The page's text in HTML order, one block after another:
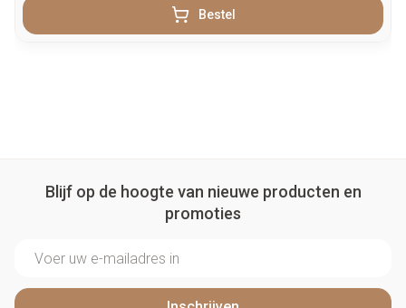
Bestel
Blijf op de hoogte van nieuwe producten en
promoties